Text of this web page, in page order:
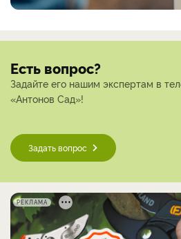
Есть вопрос?
Задайте его нашим экспертам в
«Антонов Сад»!
Задать вопрос
РЕКЛАМА